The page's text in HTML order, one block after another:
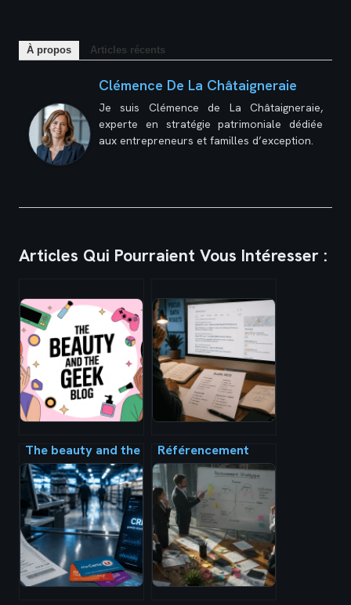
À propos Articles récents
Clémence De La Châtaigneraie
Je suis Clémence de La Châtaigneraie,
experte en stratégie patrimoniale dédiée
aux entrepreneurs et familles d’exception.
Articles Qui Pourraient Vous Intéresser :
The beauty and the
geek blog : guide
complet pour
lancer et faire
rayonner votre
concept
Référencement
naturel : 3 piliers
techniques et 4
outils pour dominer
les résultats
Google